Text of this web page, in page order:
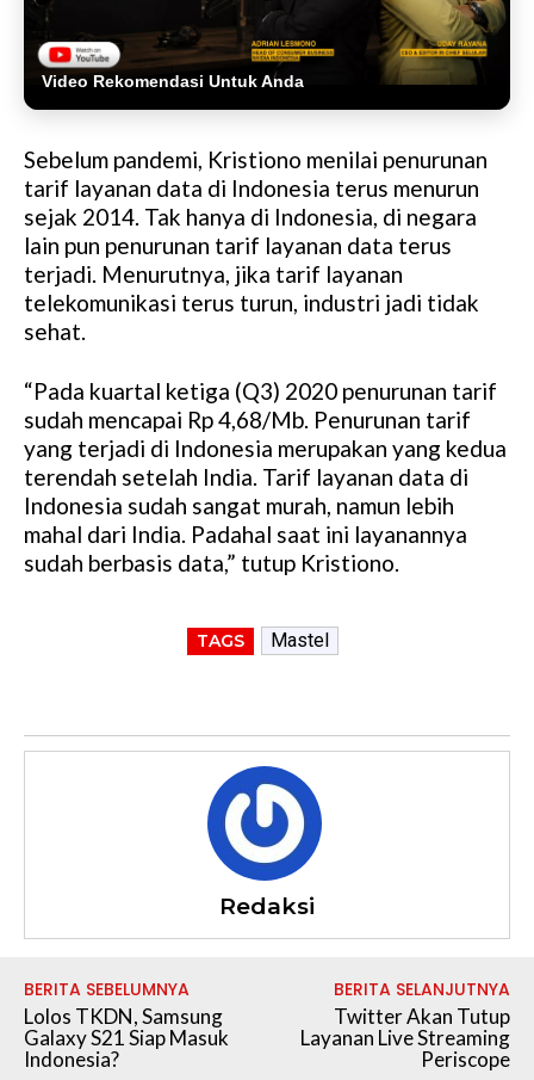
Video Rekomendasi Untuk Anda
Sebelum pandemi, Kristiono menilai penurunan
tarif layanan data di Indonesia terus menurun
sejak 2014. Tak hanya di Indonesia, di negara
lain pun penurunan tarif layanan data terus
terjadi. Menurutnya, jika tarif layanan
telekomunikasi terus turun, industri jadi tidak
sehat.
“Pada kuartal ketiga (Q3) 2020 penurunan tarif
sudah mencapai Rp 4,68/Mb. Penurunan tarif
yang terjadi di Indonesia merupakan yang kedua
terendah setelah India. Tarif layanan data di
Indonesia sudah sangat murah, namun lebih
mahal dari India. Padahal saat ini layanannya
sudah berbasis data,” tutup Kristiono.
TAGS Mastel
Redaksi
BERITA SEBELUMNYA
Lolos TKDN, Samsung
Galaxy S21 Siap Masuk
Indonesia?
BERITA SELANJUTNYA
Twitter Akan Tutup
Layanan Live Streaming
Periscope